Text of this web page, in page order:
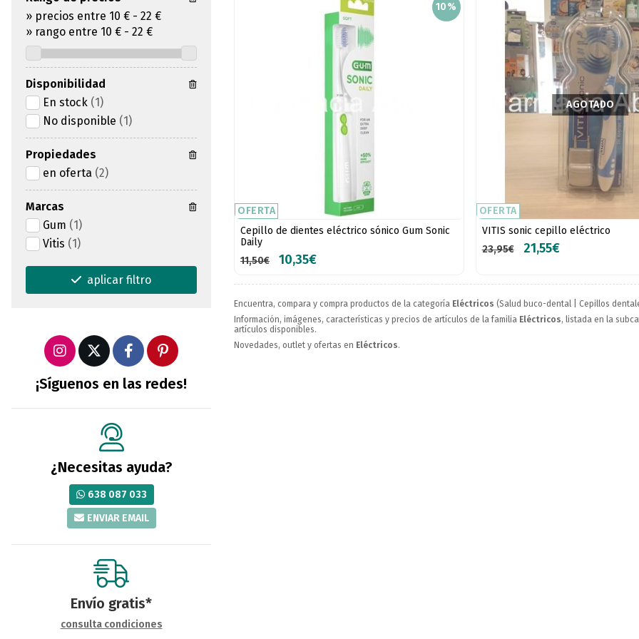
Encuentra, compara y compra productos de la categoría Eléctricos (Salud buco-dental | Cepillos
Información, imágenes, características y precios de artículos de la familia Eléctricos, listada en la
artículos disponibles.
Novedades, outlet y ofertas en Eléctricos.
10%
OFERTA
Cepillo de dientes eléctrico sónico Gum Sonic
Daily
11,50€
10,35€
OFERTA
AGOTADO
VITIS sonic cepillo eléctrico
23,95€
21,55€
» precios entre 10 € - 22 €
» rango entre 10 € - 22 €
Disponibilidad
En stock (1)
No disponible (1)
Propiedades
en oferta (2)
Marcas
Gum (1)
Vitis (1)
aplicar filtro
¡Síguenos en las redes!
¿Necesitas ayuda?
638 087 033
ENVIAR EMAIL
Envío gratis*
consulta condiciones